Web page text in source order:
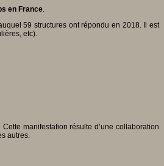
en France.
59 structures ont répondu en 2018. Il est
etc).
manifestation résulte d’une collaboration
autres.